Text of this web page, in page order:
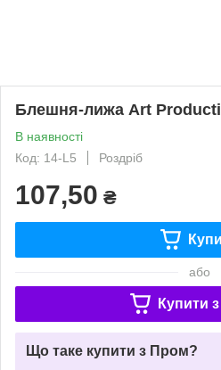
Блешня-лижа Art
В наявності
Код: 14-L5
Роздріб
107,50 ₴
або
Купити з
Що таке купити з Пром?